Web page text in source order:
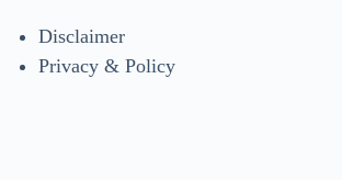
Disclaimer
Privacy & Policy